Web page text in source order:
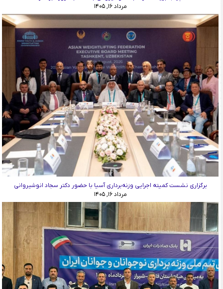
مرداد ۱۶, ۱۴۰۵
برگزاری نشست کمیته اجرایی وزنه‌برداری آسیا با حضور دکتر سجاد انوشیروانی
مرداد ۱۶, ۱۴۰۵